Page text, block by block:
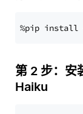
%pip install
第 2 步：
Haiku